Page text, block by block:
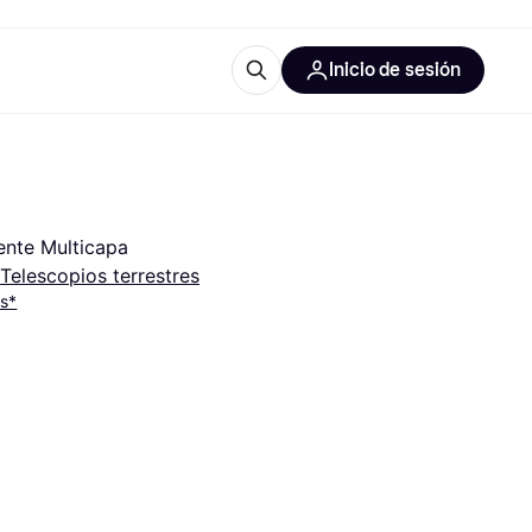
Inicio de sesión
Multicapa
Telescopios terrestres